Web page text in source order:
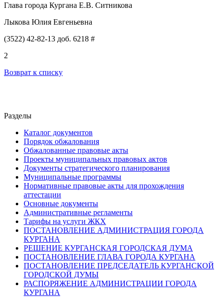
Глава города Кургана Е.В. Ситникова
Лыкова Юлия Евгеньевна
(3522) 42-82-13 доб. 6218 #
2
Возврат к списку
Разделы
Каталог документов
Порядок обжалования
Обжалованные правовые акты
Проекты муниципальных правовых актов
Документы стратегического планирования
Муниципальные программы
Нормативные правовые акты для прохождения
аттестации
Основные документы
Административные регламенты
Тарифы на услуги ЖКХ
ПОСТАНОВЛЕНИЕ АДМИНИСТРАЦИЯ ГОРОДА
КУРГАНА
РЕШЕНИЕ КУРГАНСКАЯ ГОРОДСКАЯ ДУМА
ПОСТАНОВЛЕНИЕ ГЛАВА ГОРОДА КУРГАНА
ПОСТАНОВЛЕНИЕ ПРЕДСЕДАТЕЛЬ КУРГАНСКОЙ
ГОРОДСКОЙ ДУМЫ
РАСПОРЯЖЕНИЕ АДМИНИСТРАЦИИ ГОРОДА
КУРГАНА